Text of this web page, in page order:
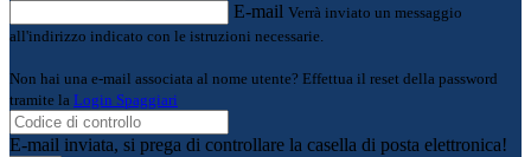
E-mail Verrà inviato un messaggio
all'indirizzo indicato con le istruzioni necessarie.
Non hai una e-mail associata al nome utente? Effettua il reset della password
tramite la Login Spaggiari
E-mail inviata, si prega di controllare la casella di posta elettronica!